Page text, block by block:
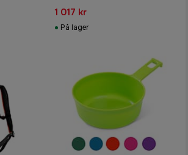
1 017 kr
På lager